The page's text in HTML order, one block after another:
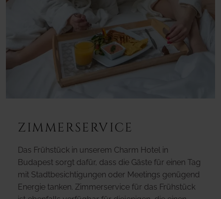
ZIMMERSERVICE
Das Frühstück in unserem Charm Hotel in
Budapest sorgt dafür, dass die Gäste für einen Tag
mit Stadtbesichtigungen oder Meetings genügend
Energie tanken. Zimmerservice für das Frühstück